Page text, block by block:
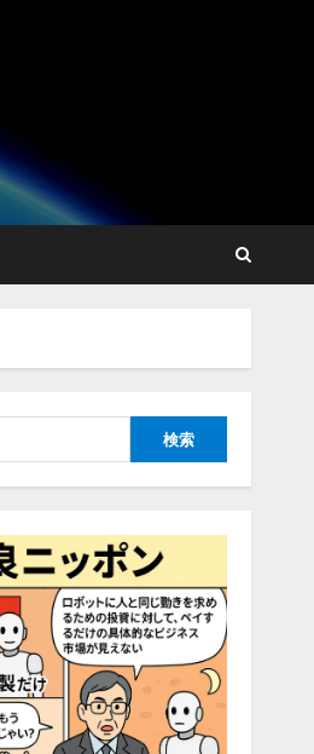
開催報告】次世代AIプラ
トフォーム「TAIZA」お
よび新サービスに関する記
発表会を開催
る機能を拡充
2026年企業のAI導入・活
に関する調査】AIを組織
26.8％。AI導入企業の
％が、自社でのAI導
・活用は「上手くいって
る」と回答
2026/08/07/13:53:50
レッジワーク、AIエンジ
ア油井 誠（@myui）が入
。「セールスAIエージェ
トOS」「営業領域の業界
化LLM」の開発とAI研究
発をリード